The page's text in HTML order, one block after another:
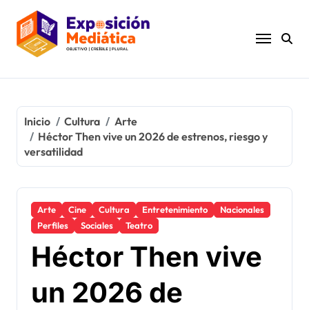
contenido
Inicio Cultura
Arte
Héctor Then vive un 2026 de estrenos, riesgo y
versatilidad
Arte Cine Cultura Entretenimiento
Nacionales
Perfiles
Sociales Teatro
Héctor Then vive
un 2026 de